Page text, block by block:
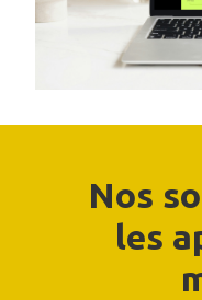
Nos
les